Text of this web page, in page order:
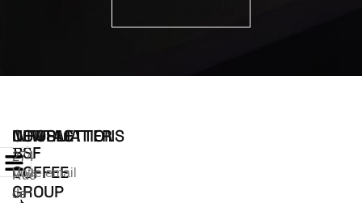
BSF
COFFEE
GROUP
INFORMATIONS
CONTACT
274
Rue
de
NEWSLETTER